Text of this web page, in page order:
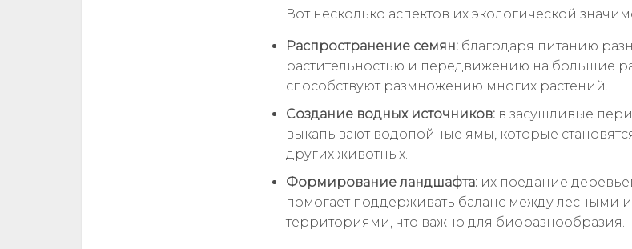
Вот несколько аспектов их экологической
Распространение семян: благодаря питанию
растительностью и передвижению на большие
способствуют размножению многих растений.
Создание водных источников: в засушливые
выкапывают водопойные ямы, которые
других животных.
Формирование ландшафта: их поедание
помогает поддерживать баланс между лесными
территориями, что важно для биоразнообразия.